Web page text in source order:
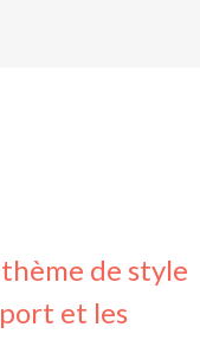
de style
et les